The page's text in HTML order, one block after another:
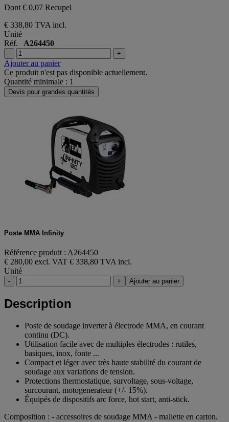
Dont € 0,07 Recupel
€ 338,80 TVA incl.
Unité
Réf. A264450
- +
Ajouter au panier
Ce produit n'est pas disponible actuellement.
Quantité minimale : 1
Devis pour grandes quantités
Poste MMA Infinity
Référence produit : A264450
€ 280,00 excl. VAT € 338,80 TVA incl.
Unité
- + Ajouter au panier
Description
Poste de soudage inverter à électrode MMA, en courant
continu (DC).
Utilisation facile avec de multiples électrodes : rutiles,
basiques, inox, fonte ...
Compact et léger avec très haute stabilité du courant de
soudage aux variations de tension.
Protections thermostatique, survoltage, sous-voltage,
surcourant, motogenerateur (+/- 15%).
Équipés de dispositifs arc force, hot start, anti-stick.
Composition : - accessoires de soudage MMA - mallette en carton.